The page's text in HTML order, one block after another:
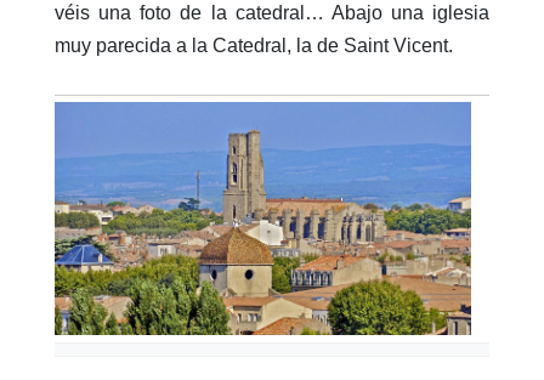
véis una foto de la catedral… Abajo una iglesia
muy parecida a la Catedral, la de Saint Vicent.